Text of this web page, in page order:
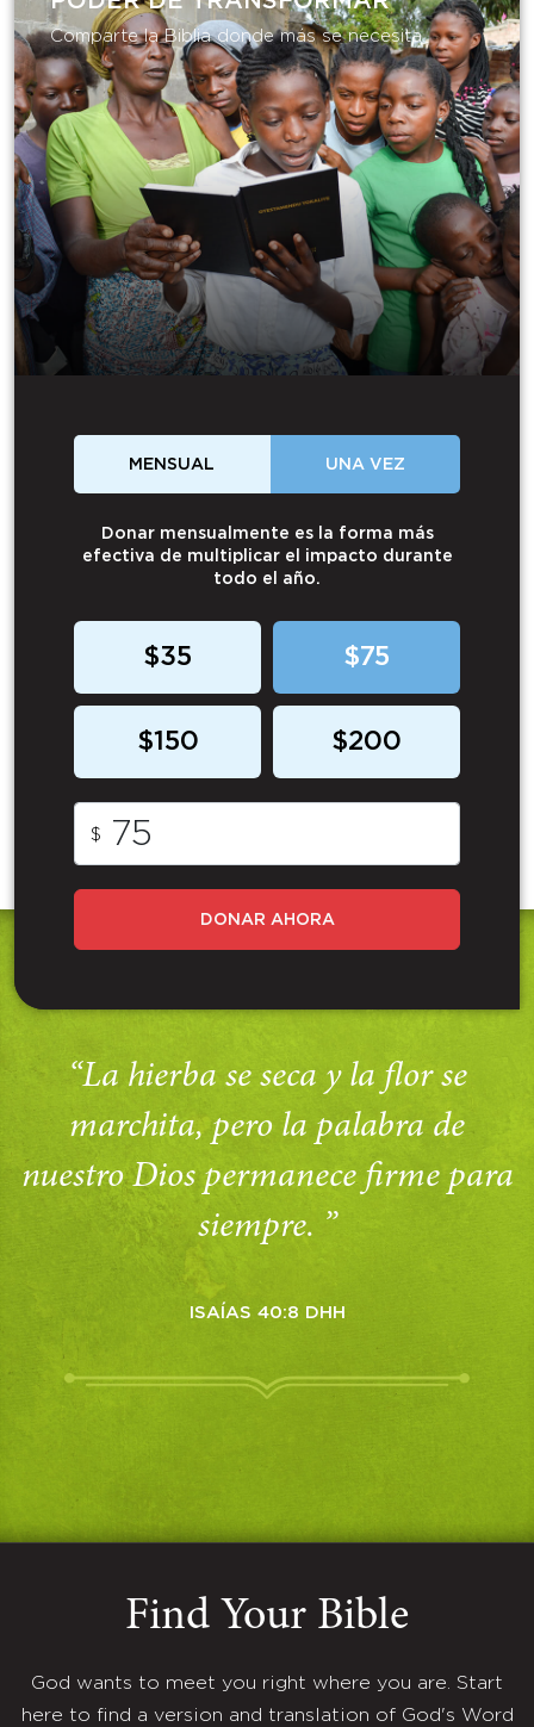
Comparte la Biblia donde más se necesita.
MENSUAL UNA VEZ
Donar mensualmente es la forma más
efectiva de multiplicar el impacto durante
todo el año.
$35 $75
$150 $200
$
DONAR AHORA
“La hierba se seca y la flor se
marchita, pero la palabra de
nuestro Dios permanece firme para
siempre. ”
ISAÍAS 40:8 DHH
Find Your Bible
God wants to meet you right where you are. Start
here to find a version and translation of God's Word